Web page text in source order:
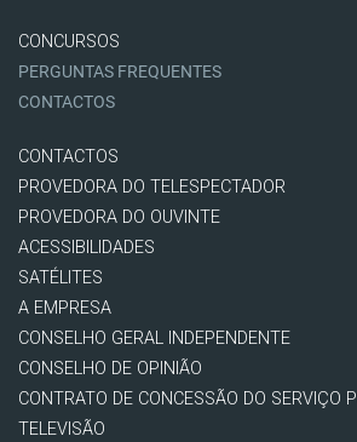
CONCURSOS
PERGUNTAS FREQUENTES
CONTACTOS
CONTACTOS
PROVEDORA DO TELESPECTADOR
PROVEDORA DO OUVINTE
ACESSIBILIDADES
SATÉLITES
A EMPRESA
CONSELHO GERAL INDEPENDENTE
CONSELHO DE OPINIÃO
CONTRATO DE CONCESSÃO DO SERVIÇO
TELEVISÃO